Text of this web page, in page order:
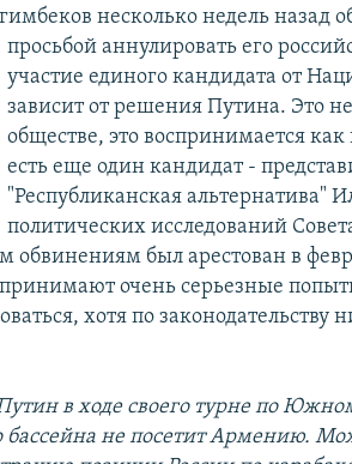
несколько недель назад
просьбой аннулировать его
участие единого кандидата от
зависит от решения Путина. Это
обществе, это воспринимается
есть еще один кандидат -
"Республиканская
политических исследований
обвинениям был арестован в
очень серьезные
хотя по законодательству
в ходе своего турне по
бассейна не посетит Армению.